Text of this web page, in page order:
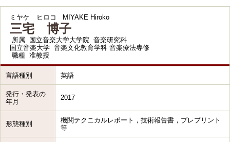
ミヤケ ヒロコ MIYAKE Hiroko
三宅 博子
所属
国立音楽大学大学院 音楽研究科
国立音楽大学 音楽文化教育学科 音楽療法専修
職種 准教授
言語種別 英語
発行・発表の
年月
2017
形態種別
機関テクニカルレポート，技術報告書，プレプリント
等